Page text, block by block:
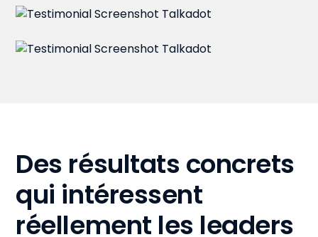
Des résultats concrets
qui intéressent
réellement les leaders